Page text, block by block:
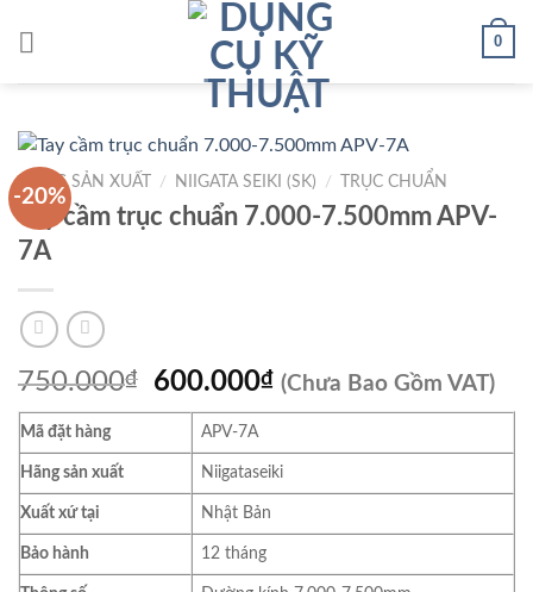
0
-20%
HÃNG SẢN XUẤT / NIIGATA SEIKI (SK) / TRỤC CHUẨN
Tay cầm trục chuẩn 7.000-7.500mm APV-
7A
750.000₫
Giá
gốc
750.000₫.
600.000₫Giá
hiện
là:
600.000₫.
(Chưa Bao Gồm VAT)
Mã đặt hàng APV-7A
Hãng sản xuất Niigataseiki
Xuất xứ tại Nhật Bản
Bảo hành 12 tháng